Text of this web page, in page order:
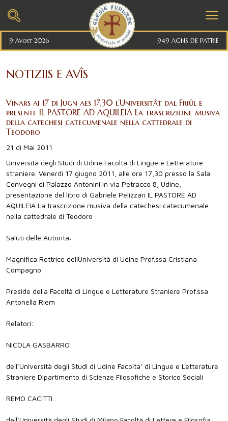
9 Avost 2026 949 AGNS DE PATRIE
NOTIZIIS E AVÎS
Vinars ai 17 di Jugn aes 17,30 l’Universitât dal Friûl e
presente IL PASTORE AD AQUILEIA La trascrizione musiva
della catechesi catecumenale nella cattedrale di
Teodoro
21 di Mai 2011
Università degli Studi di Udine Facoltà di Lingue e Letterature
straniere. Venerdì 17 giugno 2011, alle ore 17,30 presso la Sala
Convegni di Palazzo Antonini in via Petracco 8, Udine,
presentazione del libro di Gabriele Pelizzari IL PASTORE AD
AQUILEIA La trascrizione musiva della catechesi catecumenale
nella cattedrale di Teodoro
Saluti delle Autorità:
Magnifica Rettrice dellUniversità di Udine Prof.ssa Cristiana
Compagno
Preside della Facoltà di Lingue e Letterature Straniere Prof.ssa
Antonella Riem
Relatori:
NICOLA GASBARRO
dell’Università degli Studi di Udine Facolta’ di Lingue e Letterature
Straniere Dipartimento di Scienze Filosofiche e Storico Sociali
REMO CACITTI